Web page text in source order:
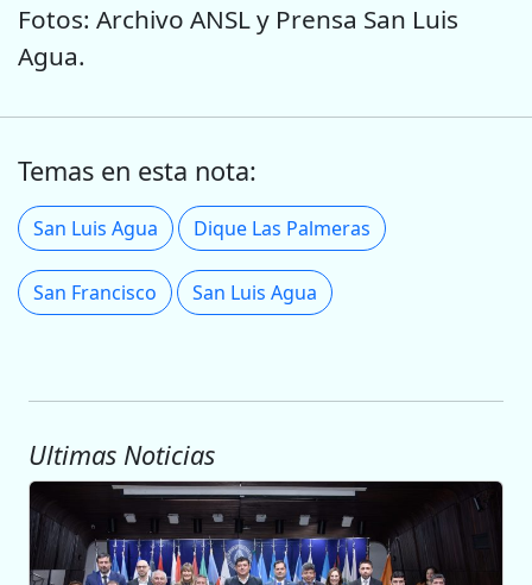
Fotos: Archivo ANSL y Prensa San Luis
Agua.
Temas en esta nota:
San Luis Agua Dique Las Palmeras
San Francisco San Luis Agua
Ultimas Noticias